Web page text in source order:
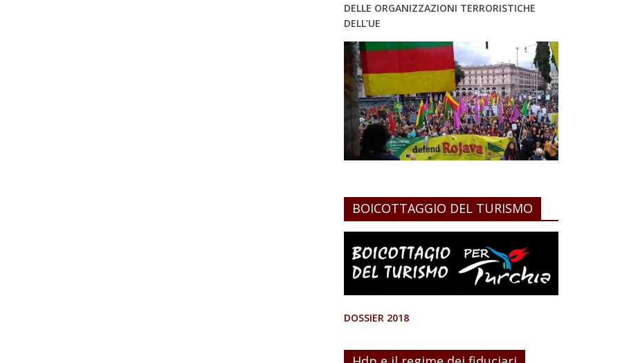
DELLE ORGANIZZAZIONI TERRORISTICHE
DELL’UE
BOICOTTAGGIO DEL TURISMO
DOSSIER 2018